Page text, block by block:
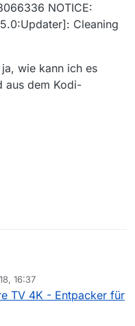
NOTICE:
Cleaning
wie kann ich es
aus dem Kodi-
auf meinem frisch-
4k-Stick mit Kodi 18
16:37
TV 4K - Entpacker für